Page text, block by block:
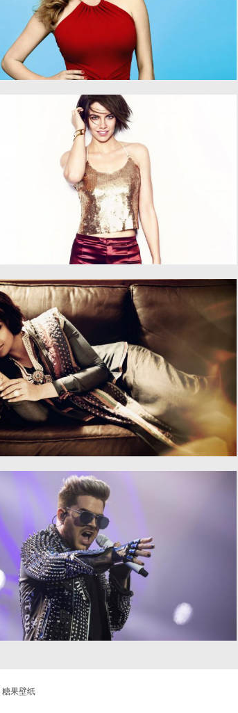
凯特·阿普顿 女演员 模特图片
劳伦·科汉 女演员 模特图片
Bipasha Basu 碧帕莎芭素4K图片
糖果壁纸